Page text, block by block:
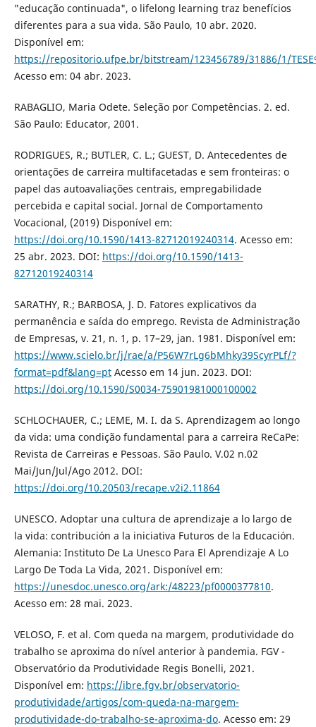
"educação continuada", o lifelong learning traz benefícios
diferentes para a sua vida. São Paulo, 10 abr. 2020.
Disponível em:
https://repositorio.ufpe.br/bitstream/123456789/31886/1/
Acesso em: 04 abr. 2023.
RABAGLIO, Maria Odete. Seleção por Competências. 2. ed.
São Paulo: Educator, 2001.
RODRIGUES, R.; BUTLER, C. L.; GUEST, D. Antecedentes de
orientações de carreira multifacetadas e sem fronteiras: o
papel das autoavaliações centrais, empregabilidade
percebida e capital social. Jornal de Comportamento
Vocacional, (2019) Disponível em:
https://doi.org/10.1590/1413-82712019240314. Acesso em:
25 abr. 2023. DOI: https://doi.org/10.1590/1413-
82712019240314
SARATHY, R.; BARBOSA, J. D. Fatores explicativos da
permanência e saída do emprego. Revista de Administração
de Empresas, v. 21, n. 1, p. 17–29, jan. 1981. Disponível em:
https://www.scielo.br/j/rae/a/P56W7rLg6bMhky39ScyrPLf/?
format=pdf&lang=ptAcesso em 14 jun. 2023. DOI:
https://doi.org/10.1590/S0034-75901981000100002
SCHLOCHAUER, C.; LEME, M. I. da S. Aprendizagem ao longo
da vida: uma condição fundamental para a carreira ReCaPe:
Revista de Carreiras e Pessoas. São Paulo. V.02 n.02
Mai/Jun/Jul/Ago 2012. DOI:
https://doi.org/10.20503/recape.v2i2.11864
UNESCO. Adoptar una cultura de aprendizaje a lo largo de
la vida: contribución a la iniciativa Futuros de la Educación.
Alemania: Instituto De La Unesco Para El Aprendizaje A Lo
Largo De Toda La Vida, 2021. Disponível em:
https://unesdoc.unesco.org/ark:/48223/pf0000377810.
Acesso em: 28 mai. 2023.
VELOSO, F. et al. Com queda na margem, produtividade do
trabalho se aproxima do nível anterior à pandemia. FGV -
Observatório da Produtividade Regis Bonelli, 2021.
Disponível em: https://ibre.fgv.br/observatorio-
produtividade/artigos/com-queda-na-margem-
produtividade-do-trabalho-se-aproxima-do. Acesso em: 29